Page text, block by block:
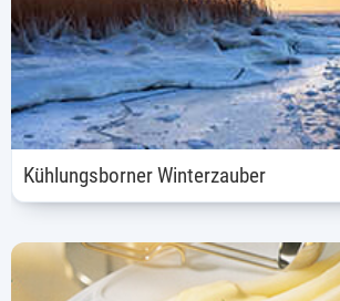
Kühlungsborner Winterzauber